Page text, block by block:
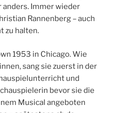
anders. Immer wieder
Rannenberg – auch
zu halten.
1953 in Chicago. Wie
sang sie zuerst in der
und
bevor sie die
Musical angeboten